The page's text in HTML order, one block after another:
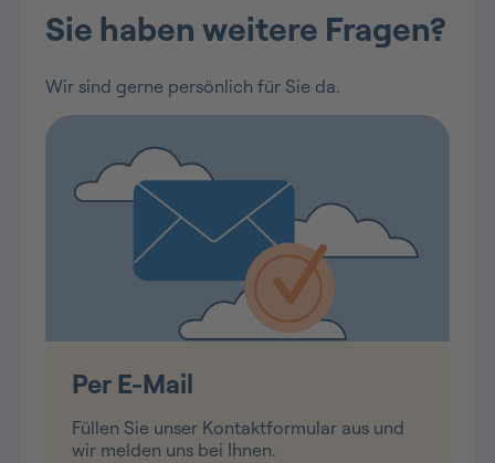
Sie haben weitere Fragen?
Wir sind gerne persönlich für Sie da.
Per E-Mail
Füllen Sie unser Kontaktformular aus und
wir melden uns bei Ihnen.